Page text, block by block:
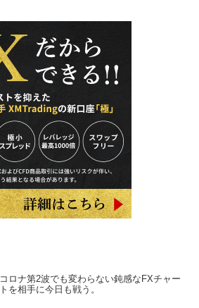
コロナ第2波でも変わらない鈍感なFXチャー
トを相手に今日も戦う。